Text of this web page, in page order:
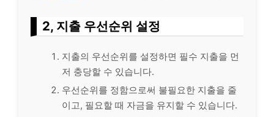
2, 지출 우선순위 설정
지출의 우선순위를 설정하면 필수 지출을 먼
저 충당할 수 있습니다.
우선순위를 정함으로써 불필요한 지출을 줄
이고, 필요할 때 자금을 유지할 수 있습니다.